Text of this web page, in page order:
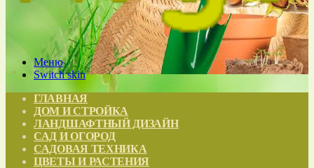
Меню
Switch skin
ГЛАВНАЯ
ДОМ И СТРОЙКА
ЛАНДШАФТНЫЙ ДИЗАЙН
САД И ОГОРОД
САДОВАЯ ТЕХНИКА
ЦВЕТЫ И РАСТЕНИЯ